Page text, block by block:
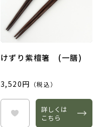
けずり紫檀箸 (一膳)
3,520円 （税込）
詳しくは
こちら